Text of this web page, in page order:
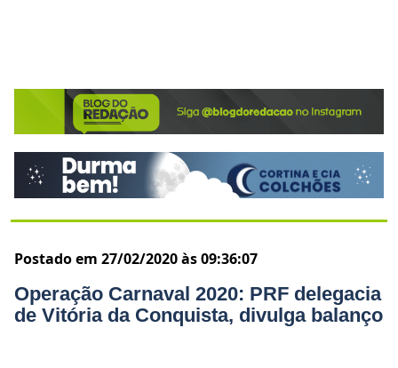
Postado em 27/02/2020 às 09:36:07
Operação Carnaval 2020: PRF delegacia
de Vitória da Conquista, divulga balanço